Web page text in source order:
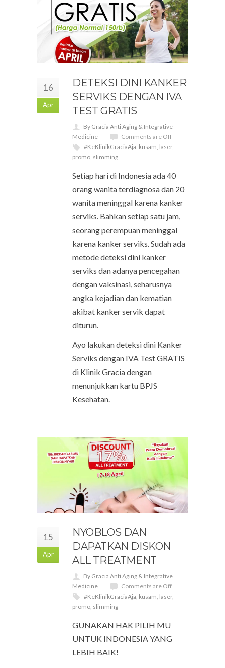
16
Apr
DETEKSI DINI KANKER
SERVIKS DENGAN IVA
TEST GRATIS
By Gracia Anti Aging & Integrative
Medicine
Comments are Off
#KeKlinikGraciaAja kusam laser,
promo slimming
Setiap hari di Indonesia ada 40
orang wanita terdiagnosa dan 20
wanita meninggal karena kanker
serviks. Bahkan setiap satu jam,
seorang perempuan meninggal
karena kanker serviks. Sudah ada
metode deteksi dini kanker
serviks dan adanya pencegahan
dengan vaksinasi, seharusnya
angka kejadian dan kematian
akibat kanker servik dapat
diturun.
Ayo lakukan deteksi dini Kanker
Serviks dengan IVA Test GRATIS
di Klinik Gracia dengan
menunjukkan kartu BPJS
Kesehatan.
15
Apr
NYOBLOS DAN
DAPATKAN DISKON
ALL TREATMENT
By Gracia Anti Aging & Integrative
Medicine
Comments are Off
#KeKlinikGraciaAja kusam laser,
promo slimming
GUNAKAN HAK PILIH MU
UNTUK INDONESIA YANG
LEBIH BAIK!